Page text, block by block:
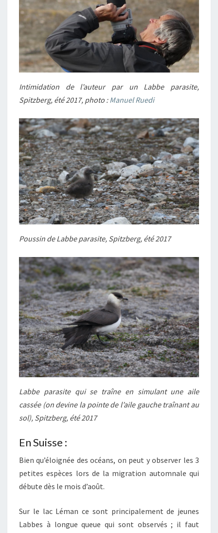
Intimidation de l’auteur par un Labbe parasite,
Spitzberg, été 2017, photo :Manuel Ruedi
Poussin de Labbe parasite, Spitzberg, été 2017
Labbe parasite qui se traîne en simulant une aile
cassée (on devine la pointe de l’aile gauche traînant au
sol), Spitzberg, été 2017
En Suisse :
Bien qu’éloignée des océans, on peut y observer les 3
petites espèces lors de la migration automnale qui
débute dès le mois d’août.
Sur le lac Léman ce sont principalement de jeunes
Labbes à longue queue qui sont observés ; il faut